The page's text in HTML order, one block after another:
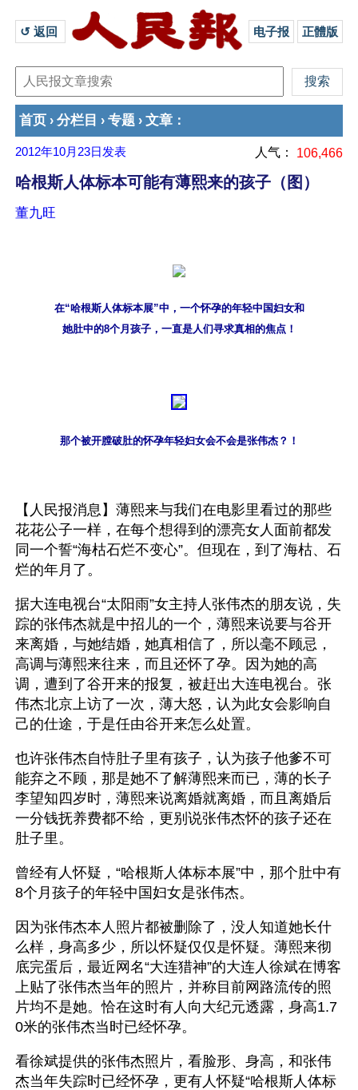
↺ 返回 电子报 正體版
首页 › 分栏目 › 专题 › 文章 ：
2012年10月23日 发表 人气： 106,466
哈根斯人体标本可能有薄熙来的孩子（图）
董九旺
在“哈根斯人体标本展”中，一个怀孕的年轻中国妇女和
她肚中的8个月孩子，一直是人们寻求真相的焦点！
那个被开膛破肚的怀孕年轻妇女会不会是张伟杰？！
【人民报消息】薄熙来与我们在电影里看过的那些
花花公子一样，在每个想得到的漂亮女人面前都发
同一个誓“海枯石烂不变心”。但现在，到了海枯、石
烂的年月了。
据大连电视台“太阳雨”女主持人张伟杰的朋友说，失
踪的张伟杰就是中招儿的一个，薄熙来说要与谷开
来离婚，与她结婚，她真相信了，所以毫不顾忌，
高调与薄熙来往来，而且还怀了孕。因为她的高
调，遭到了谷开来的报复，被赶出大连电视台。张
伟杰北京上访了一次，薄大怒，认为此女会影响自
己的仕途，于是任由谷开来怎么处置。
也许张伟杰自恃肚子里有孩子，认为孩子他爹不可
能弃之不顾，那是她不了解薄熙来而已，薄的长子
李望知四岁时，薄熙来说离婚就离婚，而且离婚后
一分钱抚养费都不给，更别说张伟杰怀的孩子还在
肚子里。
曾经有人怀疑，“哈根斯人体标本展”中，那个肚中有
8个月孩子的年轻中国妇女是张伟杰。
因为张伟杰本人照片都被删除了，没人知道她长什
么样，身高多少，所以怀疑仅仅是怀疑。薄熙来彻
底完蛋后，最近网名“大连猎神”的大连人徐斌在博客
上贴了张伟杰当年的照片，并称目前网路流传的照
片均不是她。恰在这时有人向大纪元透露，身高1.7
0米的张伟杰当时已经怀孕。
看徐斌提供的张伟杰照片，看脸形、身高，和张伟
杰当年失踪时已经怀孕，更有人怀疑“哈根斯人体标